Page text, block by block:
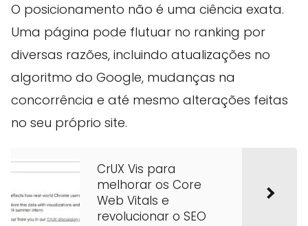
O posicionamento não é uma ciência exata.
Uma página pode flutuar no ranking por
diversas razões, incluindo atualizações no
algoritmo do Google, mudanças na
concorrência e até mesmo alterações feitas
no seu próprio site.
CrUX Vis para
melhorar os Core
Web Vitals e
revolucionar o SEO